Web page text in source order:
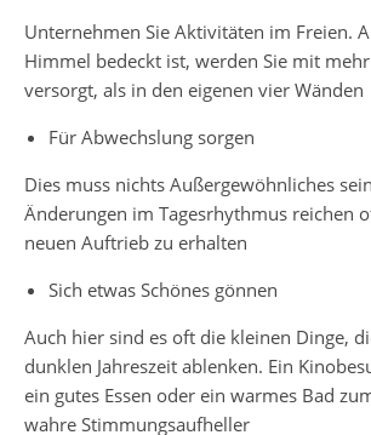
Unternehmen Sie Aktivitäten im Freien.
Himmel bedeckt ist, werden Sie mit
versorgt, als in den eigenen vier Wänden
Für Abwechslung sorgen
Dies muss nichts Außergewöhnliches
Änderungen im Tagesrhythmus reichen
neuen Auftrieb zu erhalten
Sich etwas Schönes gönnen
Auch hier sind es oft die kleinen Dinge,
dunklen Jahreszeit ablenken. Ein
ein gutes Essen oder ein warmes Bad
wahre Stimmungsaufheller